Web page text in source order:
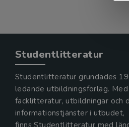
Studentlitteratur
Studentlitteratur grundades
ledande utbildningsförlag.
facklitteratur, utbildningar och
informationstjänster i utbudet,